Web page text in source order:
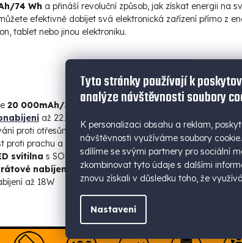
Tyto stránky používají k
analýze návštěvnosti soubory
K personalizaci obsahu a reklam,
návštěvnosti využíváme soubory
sdílíme se svými partnery pro sociální
zkombinovat tyto údaje s dalšími
znovu získali v důsledku toho, že
Nastavení
74 Wh a přináší revoluční způsob, jak získat energii na
efektivně dobíjet svá elektronická zařízení přímo z
tablet nebo jinou elektroniku.
20 000mAh/3.7V (74Wh)
až 22.5W
proti otřesům a nárazům
proti prachu a voděIP54
svítilna s SOS režimem
nabíjení 15Ws magnetickým připojením
až 18W